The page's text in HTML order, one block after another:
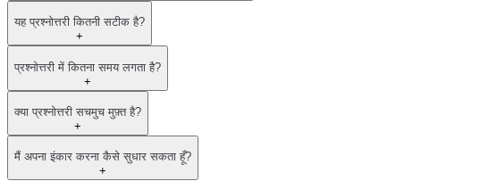
यह प्रश्नोत्तरी कितनी सटीक है?
+
प्रश्नोत्तरी में कितना समय लगता है?
+
क्या प्रश्नोत्तरी सचमुच मुफ़्त है?
+
मैं अपना इंकार करना कैसे सुधार सकता हूँ?
+